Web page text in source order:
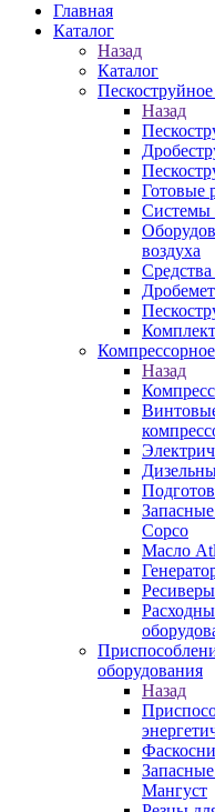
Главная
Каталог
Назад
Каталог
Назад
Готовые
Системы
воздуха
Назад
Copco
Масло
Ресиверы
оборудования
Назад
Мангуст